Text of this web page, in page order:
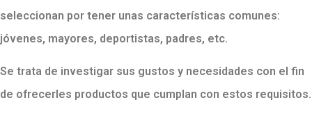
seleccionan por tener unas características comunes:
jóvenes, mayores, deportistas, padres, etc.
Se trata de investigar sus gustos y necesidades con el fin
de ofrecerles productos que cumplan con estos requisitos.